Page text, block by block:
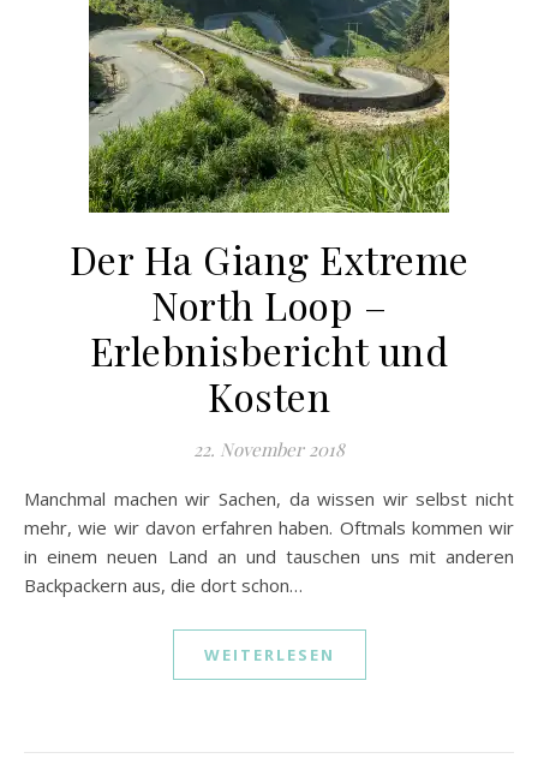
Der Ha Giang Extreme
North Loop –
Erlebnisbericht und
Kosten
22. November 2018
Manchmal machen wir Sachen, da wissen wir selbst nicht
mehr, wie wir davon erfahren haben. Oftmals kommen wir
in einem neuen Land an und tauschen uns mit anderen
Backpackern aus, die dort schon…
WEITERLESEN